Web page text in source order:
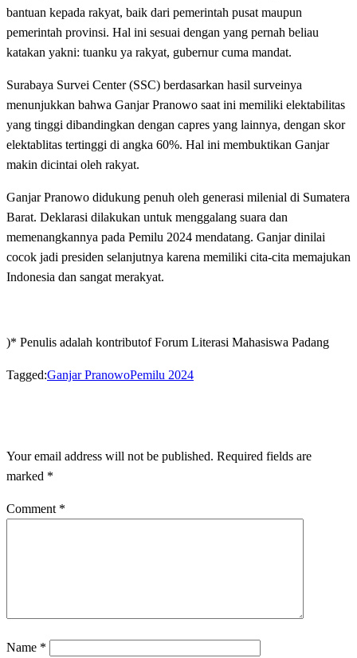
bantuan kepada rakyat, baik dari pemerintah pusat maupun
pemerintah provinsi. Hal ini sesuai dengan yang pernah beliau
katakan yakni: tuanku ya rakyat, gubernur cuma mandat.
Surabaya Survei Center (SSC) berdasarkan hasil surveinya
menunjukkan bahwa Ganjar Pranowo saat ini memiliki elektabilitas
yang tinggi dibandingkan dengan capres yang lainnya, dengan skor
elektablitas tertinggi di angka 60%. Hal ini membuktikan Ganjar
makin dicintai oleh rakyat.
Ganjar Pranowo didukung penuh oleh generasi milenial di Sumatera
Barat. Deklarasi dilakukan untuk menggalang suara dan
memenangkannya pada Pemilu 2024 mendatang. Ganjar dinilai
cocok jadi presiden selanjutnya karena memiliki cita-cita memajukan
Indonesia dan sangat merakyat.
)* Penulis adalah kontributof Forum Literasi Mahasiswa Padang
Tagged:Ganjar PranowoPemilu 2024
Your email address will not be published. Required fields are
marked *
Comment *
Name *